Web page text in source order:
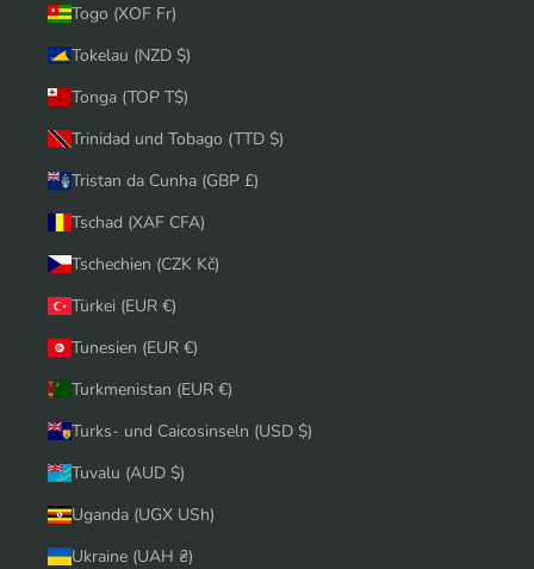
Togo (XOF Fr)
Tokelau (NZD $)
Tonga (TOP T$)
Trinidad und Tobago (TTD $)
Tristan da Cunha (GBP £)
Tschad (XAF CFA)
Tschechien (CZK Kč)
Türkei (EUR €)
Tunesien (EUR €)
Turkmenistan (EUR €)
Turks- und Caicosinseln (USD $)
Tuvalu (AUD $)
Uganda (UGX USh)
Ukraine (UAH ₴)